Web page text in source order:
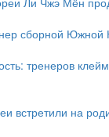
сборной Южной
тренеров
встретили на